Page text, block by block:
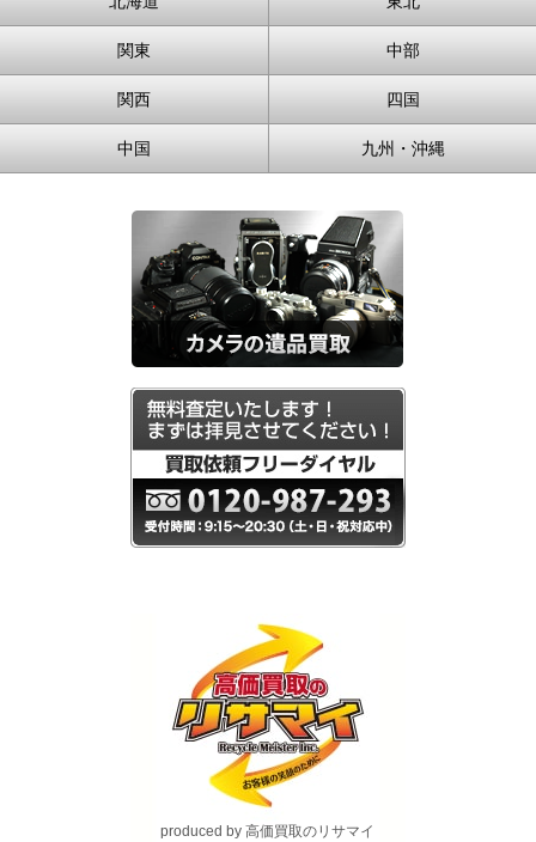
関東 中部
関西 四国
中国 九州・沖縄
produced by 高価買取のリサマイ